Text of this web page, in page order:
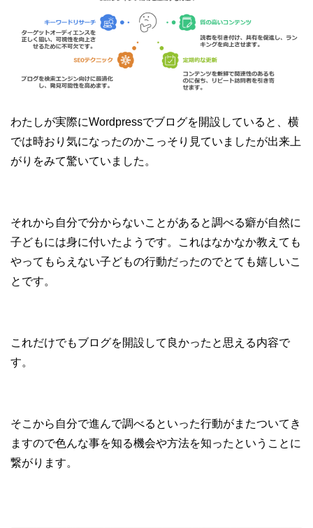
わたしが実際にWordpressでブログを開設していると、横
では時おり気になったのかこっそり見ていましたが出来上
がりをみて驚いていました。
それから自分で分からないことがあると調べる癖が自然に
子どもには身に付いたようです。これはなかなか教えても
やってもらえない子どもの行動だったのでとても嬉しいこ
とです。
これだけでもブログを開設して良かったと思える内容で
す。
そこから自分で進んで調べるといった行動がまたついてき
ますので色んな事を知る機会や方法を知ったということに
繋がります。